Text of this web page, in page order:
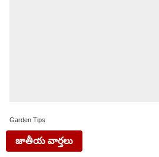
Garden Tips
జాతీయ వార్తలు